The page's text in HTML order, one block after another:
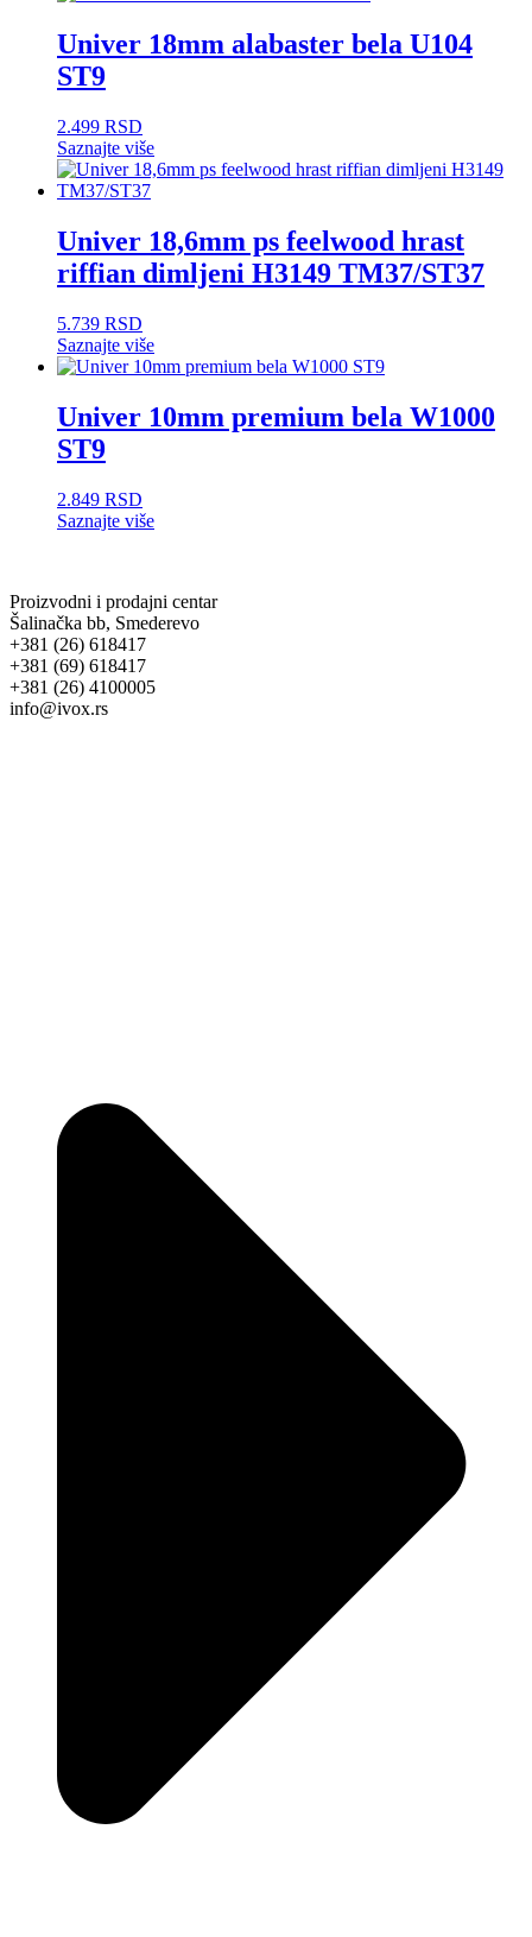
Univer 18mm alabaster bela U104
ST9
2.499 RSD
Saznajte više
Univer 18,6mm ps feelwood hrast
riffian dimljeni H3149 TM37/ST37
5.739 RSD
Saznajte više
Univer 10mm premium bela W1000
ST9
2.849 RSD
Saznajte više
Proizvodni i prodajni centar
Šalinačka bb, Smederevo
+381 (26) 618417
+381 (69) 618417
+381 (26) 4100005
info@ivox.rs